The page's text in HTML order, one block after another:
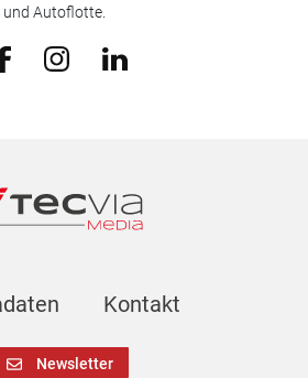
und Autoflotte.
Kontakt
Newsletter